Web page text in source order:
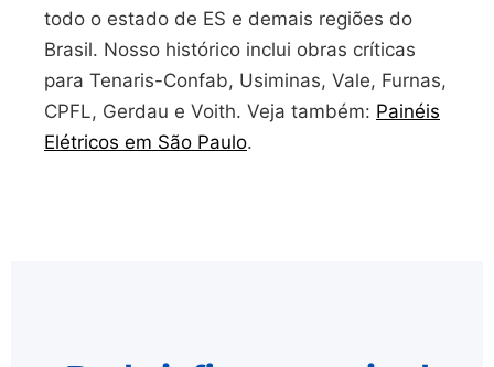
todo o estado de ES e demais regiões do
Brasil. Nosso histórico inclui obras críticas
para Tenaris-Confab, Usiminas, Vale, Furnas,
CPFL, Gerdau e Voith. Veja também: Painéis
Elétricos em São Paulo.